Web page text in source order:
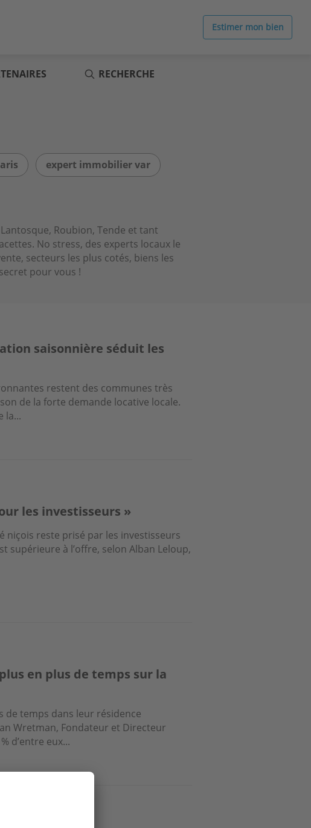
Estimer mon bien
RECHERCHE
expert immobilier var
Roubion, Tende et tant
No stress, des experts locaux le
secteurs les plus cotés, biens les
pour vous !
saisonnière séduit les
restent des communes très
de la forte demande locative locale.
la...
les investisseurs »
niçois reste prisé par les investisseurs
supérieure à l’offre, selon Alban Leloup,
en plus de temps sur la
de temps dans leur résidence
Wretman, Fondateur et Directeur
d’entre eux...